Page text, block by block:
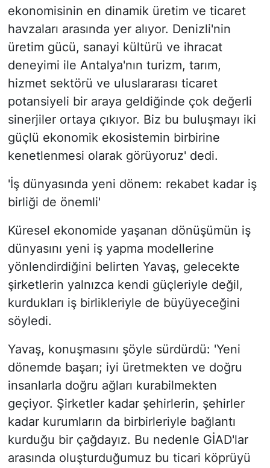
ekonomisinin en dinamik üretim ve ticaret
havzaları arasında yer alıyor. Denizli'nin
üretim gücü, sanayi kültürü ve ihracat
deneyimi ile Antalya'nın turizm, tarım,
hizmet sektörü ve uluslararası ticaret
potansiyeli bir araya geldiğinde çok değerli
sinerjiler ortaya çıkıyor. Biz bu buluşmayı iki
güçlü ekonomik ekosistemin birbirine
kenetlenmesi olarak görüyoruz' dedi.
'İş dünyasında yeni dönem: rekabet kadar iş
birliği de önemli'
Küresel ekonomide yaşanan dönüşümün iş
dünyasını yeni iş yapma modellerine
yönlendirdiğini belirten Yavaş, gelecekte
şirketlerin yalnızca kendi güçleriyle değil,
kurdukları iş birlikleriyle de büyüyeceğini
söyledi.
Yavaş, konuşmasını şöyle sürdürdü: 'Yeni
dönemde başarı; iyi üretmekten ve doğru
insanlarla doğru ağları kurabilmekten
geçiyor. Şirketler kadar şehirlerin, şehirler
kadar kurumların da birbirleriyle bağlantı
kurduğu bir çağdayız. Bu nedenle GİAD'lar
arasında oluşturduğumuz bu ticari köprüyü